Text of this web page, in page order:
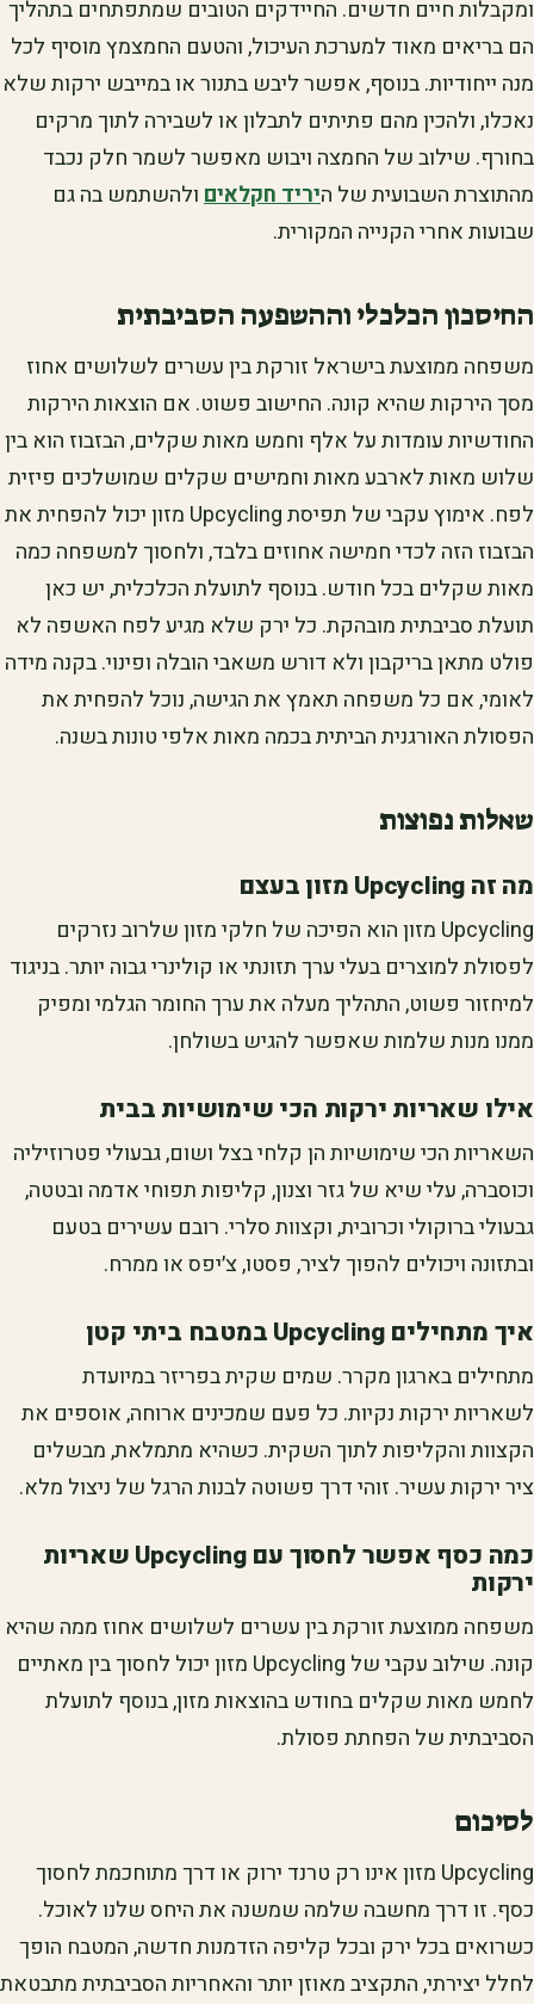
ומקבלות חיים חדשים. החיידקים הטובים שמתפתחים בתהליך
הם בריאים מאוד למערכת העיכול, והטעם החמצמץ מוסיף לכל
מנה ייחודיות. בנוסף, אפשר ליבש בתנור או במייבש ירקות שלא
נאכלו, ולהכין מהם פתיתים לתבלון או לשבירה לתוך מרקים
בחורף. שילוב של החמצה ויבוש מאפשר לשמר חלק נכבד
מהתוצרת השבועית של היריד חקלאיםולהשתמש בה גם
שבועות אחרי הקנייה המקורית.
החיסכון הכלכלי וההשפעה הסביבתית
משפחה ממוצעת בישראל זורקת בין עשרים לשלושים אחוז
מסך הירקות שהיא קונה. החישוב פשוט. אם הוצאות הירקות
החודשיות עומדות על אלף וחמש מאות שקלים, הבזבוז הוא בין
שלוש מאות לארבע מאות וחמישים שקלים שמושלכים פיזית
לפח. אימוץ עקבי של תפיסת Upcycling מזון יכול להפחית את
הבזבוז הזה לכדי חמישה אחוזים בלבד, ולחסוך למשפחה כמה
מאות שקלים בכל חודש. בנוסף לתועלת הכלכלית, יש כאן
תועלת סביבתית מובהקת. כל ירק שלא מגיע לפח האשפה לא
פולט מתאן בריקבון ולא דורש משאבי הובלה ופינוי. בקנה מידה
לאומי, אם כל משפחה תאמץ את הגישה, נוכל להפחית את
הפסולת האורגנית הביתית בכמה מאות אלפי טונות בשנה.
שאלות נפוצות
מה זה Upcycling מזון בעצם
Upcycling מזון הוא הפיכה של חלקי מזון שלרוב נזרקים
לפסולת למוצרים בעלי ערך תזונתי או קולינרי גבוה יותר. בניגוד
למיחזור פשוט, התהליך מעלה את ערך החומר הגלמי ומפיק
ממנו מנות שלמות שאפשר להגיש בשולחן.
אילו שאריות ירקות הכי שימושיות בבית
השאריות הכי שימושיות הן קלחי בצל ושום, גבעולי פטרוזיליה
וכוסברה, עלי שיא של גזר וצנון, קליפות תפוחי אדמה ובטטה,
גבעולי ברוקולי וכרובית, וקצוות סלרי. רובם עשירים בטעם
ובתזונה ויכולים להפוך לציר, פסטו, צ׳יפס או ממרח.
איך מתחילים Upcycling במטבח ביתי קטן
מתחילים בארגון מקרר. שמים שקית בפריזר במיועדת
לשאריות ירקות נקיות. כל פעם שמכינים ארוחה, אוספים את
הקצוות והקליפות לתוך השקית. כשהיא מתמלאת, מבשלים
ציר ירקות עשיר. זוהי דרך פשוטה לבנות הרגל של ניצול מלא.
כמה כסף אפשר לחסוך עם Upcycling שאריות
ירקות
משפחה ממוצעת זורקת בין עשרים לשלושים אחוז ממה שהיא
קונה. שילוב עקבי של Upcycling מזון יכול לחסוך בין מאתיים
לחמש מאות שקלים בחודש בהוצאות מזון, בנוסף לתועלת
הסביבתית של הפחתת פסולת.
לסיכום
Upcycling מזון אינו רק טרנד ירוק או דרך מתוחכמת לחסוך
כסף. זו דרך מחשבה שלמה שמשנה את היחס שלנו לאוכל.
כשרואים בכל ירק ובכל קליפה הזדמנות חדשה, המטבח הופך
לחלל יצירתי, התקציב מאוזן יותר והאחריות הסביבתית מתבטאת